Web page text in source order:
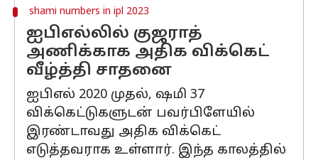
shami numbers in ipl 2023
ஐபிஎல்லில் குஜராத்
அணிக்காக அதிக விக்கெட்
வீழ்த்தி சாதனை
ஐபிஎல் 2020 முதல், ஷமி 37
விக்கெட்டுகளுடன் பவர்பிளேயில்
இரண்டாவது அதிக விக்கெட்
எடுத்தவராக உள்ளார். இந்த காலத்தில்